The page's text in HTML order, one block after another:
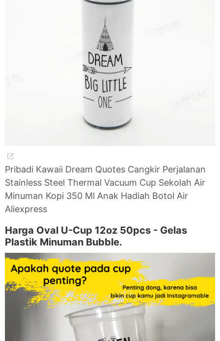
Pribadi Kawaii Dream Quotes Cangkir Perjalanan
Stainless Steel Thermal Vacuum Cup Sekolah Air
Minuman Kopi 350 Ml Anak Hadiah Botol Air
Aliexpress
Harga Oval U-Cup 12oz 50pcs - Gelas
Plastik Minuman Bubble.